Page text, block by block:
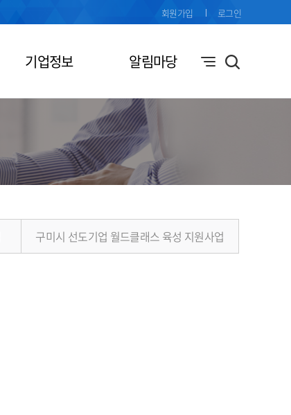
기업정보 알림마당
회원가입 로그인
구미시 선도기업 월드클래스 육성 지원사업